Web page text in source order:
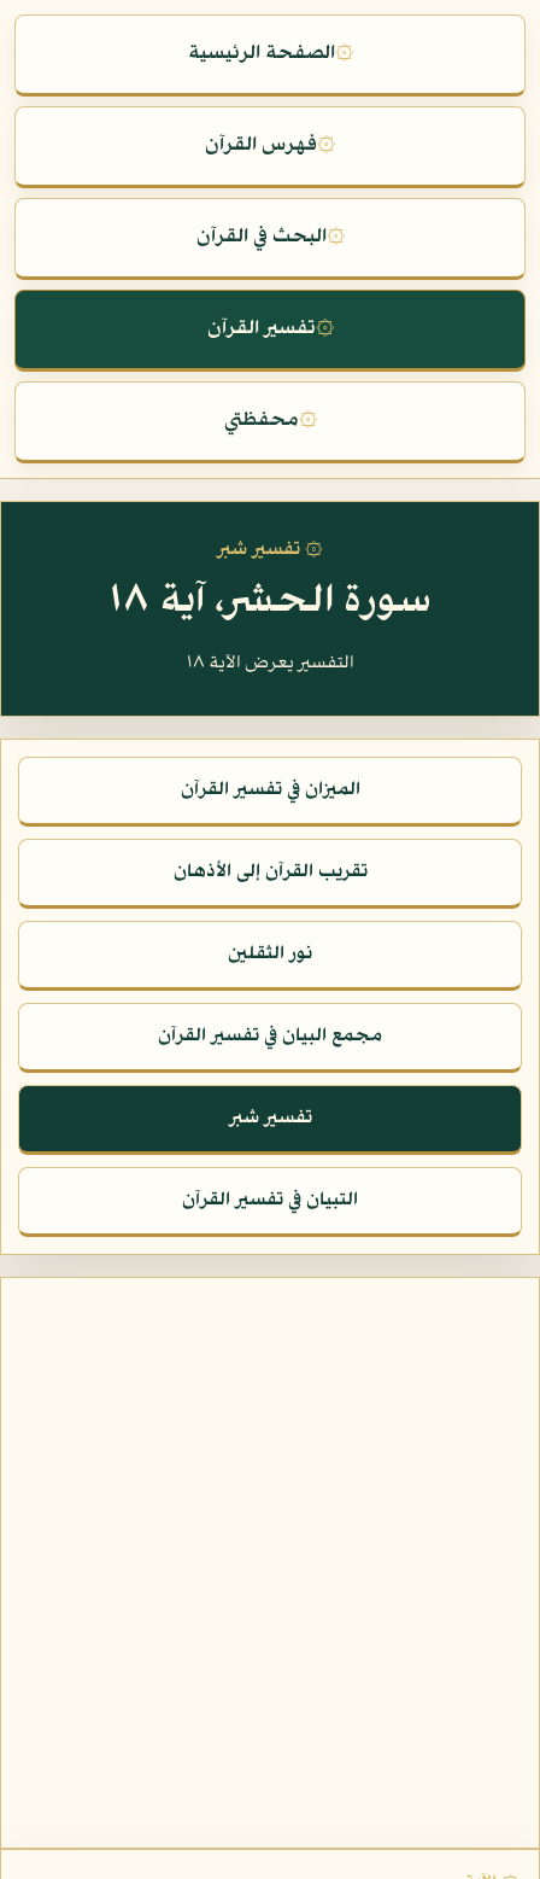
۞الصفحة الرئيسية
۞فهرس القرآن
۞البحث في القرآن
۞تفسير القرآن
۞محفظتي
۞ تفسير شبر
سورة الحشر، آية ١٨
التفسير يعرض الآية ١٨
الميزان في تفسير القرآن
تقريب القرآن إلى الأذهان
نور الثقلين
مجمع البيان في تفسير القرآن
تفسير شبر
التبيان في تفسير القرآن